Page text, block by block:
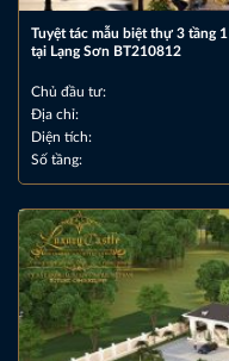
Tuyệt tác mẫu biệt thự 3 tầng
tại Lạng Sơn BT210812
Chủ đầu tư:
Địa chỉ:
Diện tích:
Số tầng: